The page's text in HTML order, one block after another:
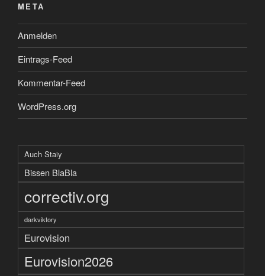
META
Anmelden
Eintrags-Feed
Kommentar-Feed
WordPress.org
Auch Staiy
Bissen BlaBla
correctiv.org
darkviktory
Eurovision
Eurovision2026